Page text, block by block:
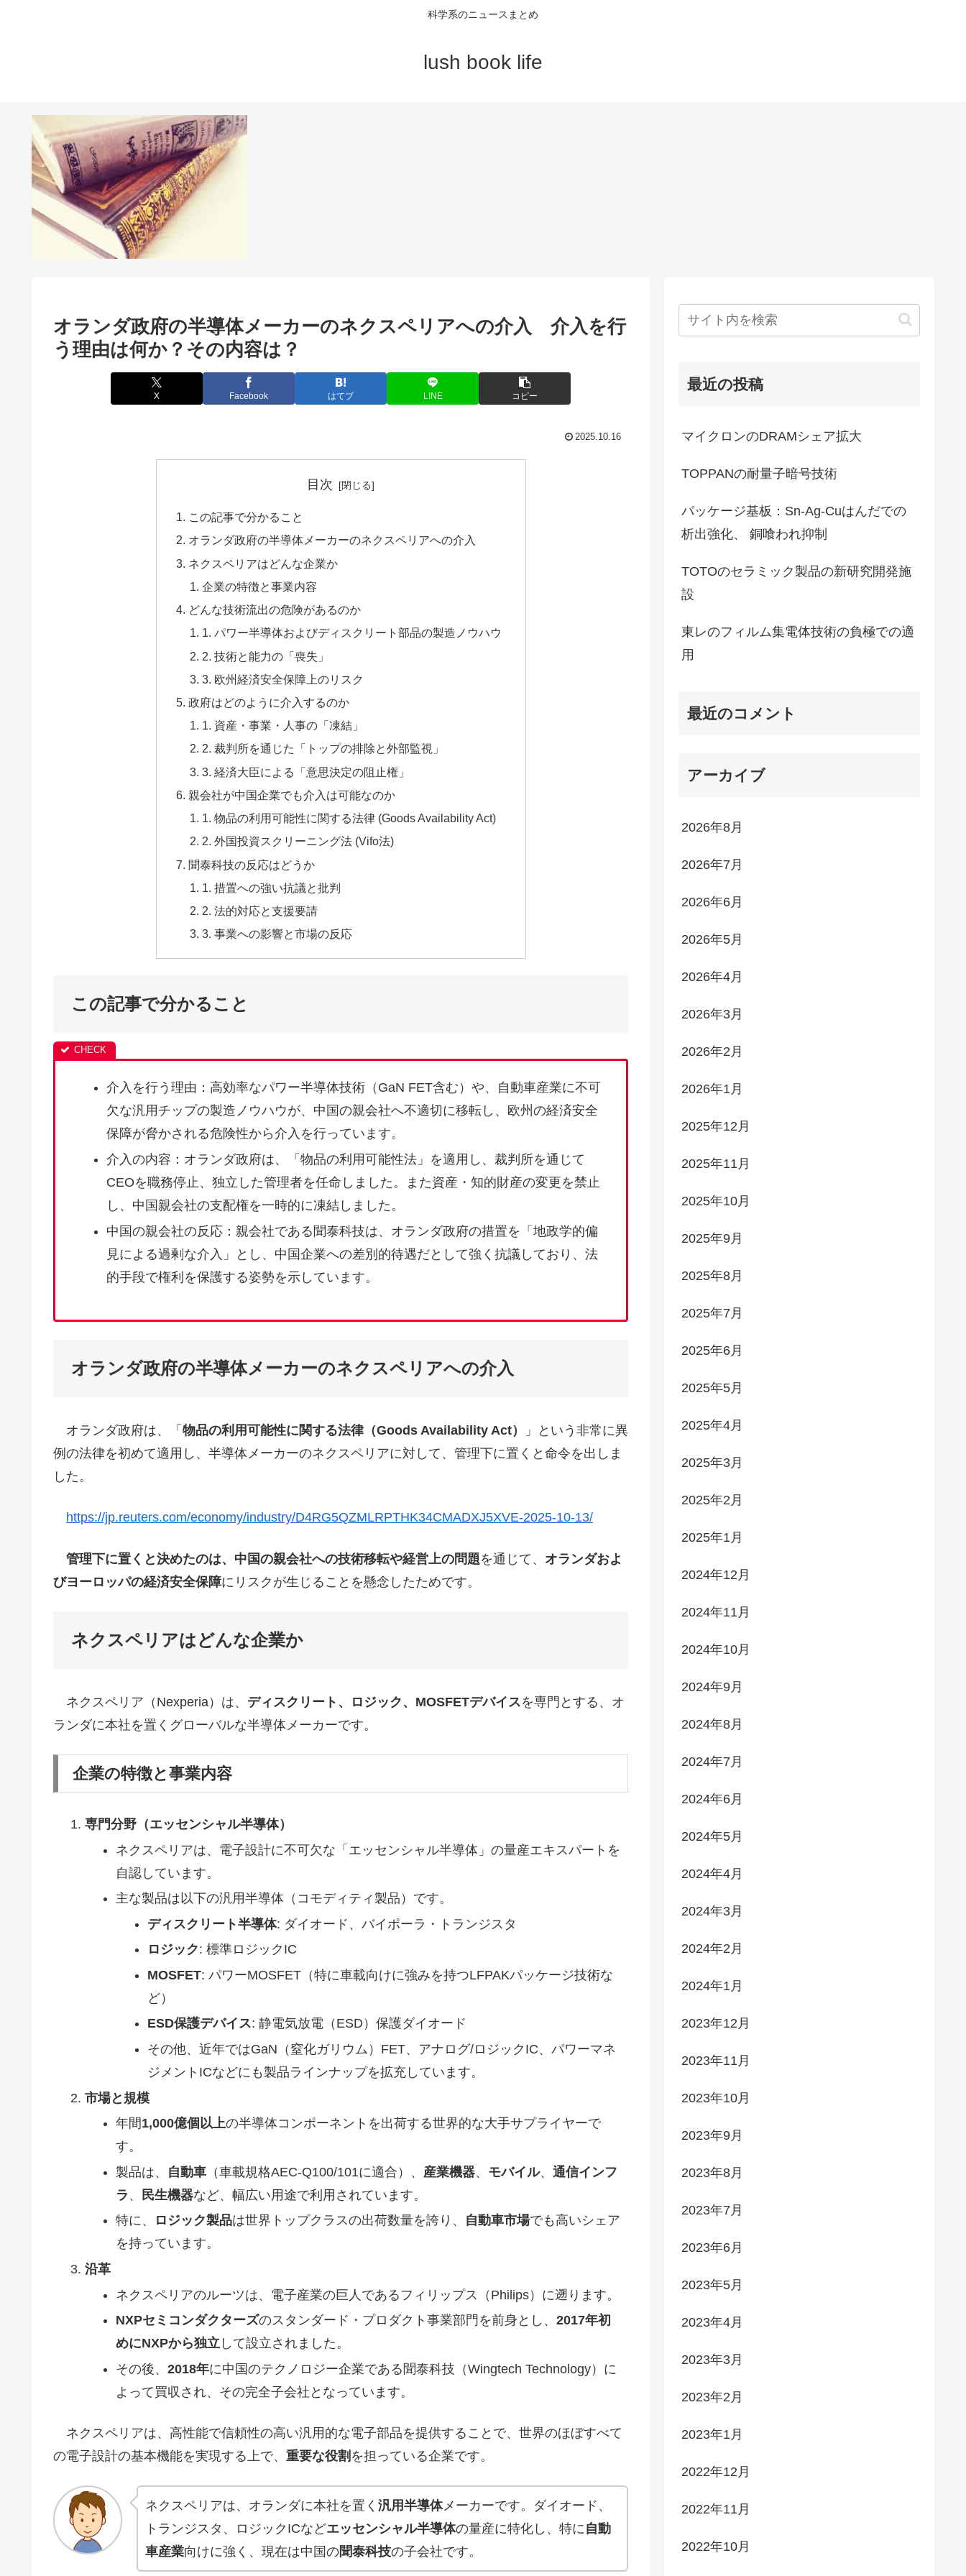
科学系のニュースまとめ
lush book life
オランダ政府の半導体メーカーのネクスペリアへの介入 介入を行
う理由は何か？その内容は？
X Facebook はてブ LINE コピー
2025.10.16
目次
この記事で分かること
オランダ政府の半導体メーカーのネクスペリアへの介入
ネクスペリアはどんな企業か
企業の特徴と事業内容
どんな技術流出の危険があるのか
1. パワー半導体およびディスクリート部品の製造ノウハウ
2. 技術と能力の「喪失」
3. 欧州経済安全保障上のリスク
政府はどのように介入するのか
1. 資産・事業・人事の「凍結」
2. 裁判所を通じた「トップの排除と外部監視」
3. 経済大臣による「意思決定の阻止権」
親会社が中国企業でも介入は可能なのか
1. 物品の利用可能性に関する法律 (Goods Availability Act)
2. 外国投資スクリーニング法 (Vifo法)
聞泰科技の反応はどうか
1. 措置への強い抗議と批判
2. 法的対応と支援要請
3. 事業への影響と市場の反応
この記事で分かること
介入を行う理由：高効率なパワー半導体技術（GaN FET含む）や、自動車産業に不可
欠な汎用チップの製造ノウハウが、中国の親会社へ不適切に移転し、欧州の経済安全
保障が脅かされる危険性から介入を行っています。
介入の内容：オランダ政府は、「物品の利用可能性法」を適用し、裁判所を通じて
CEOを職務停止、独立した管理者を任命しました。また資産・知的財産の変更を禁止
し、中国親会社の支配権を一時的に凍結しました。
中国の親会社の反応：親会社である聞泰科技は、オランダ政府の措置を「地政学的偏
見による過剰な介入」とし、中国企業への差別的待遇だとして強く抗議しており、法
的手段で権利を保護する姿勢を示しています。
オランダ政府の半導体メーカーのネクスペリアへの介入
オランダ政府は、「 物品の利用可能性に関する法律（Goods Availability Act）
」という非常に異
例の法律を初めて適用し、半導体メーカーのネクスペリアに対して、管理下に置くと命令を出しま
した。
https://jp.reuters.com/economy/industry/D4RG5QZMLRPTHK34CMADXJ5XVE-2025-10-13/
管理下に置くと決めたのは、中国の親会社への技術移転や経営上の問題を通じて、 オランダおよ
びヨーロッパの経済安全保障にリスクが生じることを懸念したためです。
ネクスペリアはどんな企業か
ネクスペリア（Nexperia）は、 ディスクリート、ロジック、MOSFETデバイスを専門とする、オ
ランダに本社を置くグローバルな半導体メーカーです。
企業の特徴と事業内容
専門分野（エッセンシャル半導体）
ネクスペリアは、電子設計に不可欠な「エッセンシャル半導体」の量産エキスパートを
自認しています。
主な製品は以下の汎用半導体（コモディティ製品）です。
ディスクリート半導体: ダイオード、バイポーラ・トランジスタ
ロジック: 標準ロジックIC
MOSFET: パワーMOSFET（特に車載向けに強みを持つLFPAKパッケージ技術な
ど）
ESD保護デバイス: 静電気放電（ESD）保護ダイオード
その他、近年ではGaN（窒化ガリウム）FET、アナログ/ロジックIC、パワーマネ
ジメントICなどにも製品ラインナップを拡充しています。
市場と規模
年間1,000億個以上の半導体コンポーネントを出荷する世界的な大手サプライヤーで
す。
製品は、 自動車 （車載規格AEC-Q100/101に適合）、 産業機器、 モバイル、通信インフ
ラ 、 民生機器など、幅広い用途で利用されています。
特に、
ロジック製品は世界トップクラスの出荷数量を誇り、 自動車市場でも高いシェア
を持っています。
沿革
ネクスペリアのルーツは、電子産業の巨人であるフィリップス（Philips）に遡ります。
NXPセミコンダクターズのスタンダード・プロダクト事業部門を前身とし、2017年初
めにNXPから独立 して設立されました。
その後、2018年に中国のテクノロジー企業である聞泰科技（Wingtech Technology）に
よって買収され、その完全子会社となっています。
ネクスペリアは、高性能で信頼性の高い汎用的な電子部品を提供することで、世界のほぼすべて
の電子設計の基本機能を実現する上で、 重要な役割 を担っている企業です。
ネクスペリアは、オランダに本社を置く 汎用半導体メーカーです。ダイオード、
トランジスタ、ロジックICなどエッセンシャル半導体の量産に特化し、特に自動
車産業向けに強く、現在は中国の聞泰科技の子会社です。
最近の投稿
マイクロンのDRAMシェア拡大
TOPPANの耐量子暗号技術
パッケージ基板：Sn-Ag-Cuはんだでの
析出強化、 銅喰われ抑制
TOTOのセラミック製品の新研究開発施
設
東レのフィルム集電体技術の負極での適
用
最近のコメント
アーカイブ
2026年8月
2026年7月
2026年6月
2026年5月
2026年4月
2026年3月
2026年2月
2026年1月
2025年12月
2025年11月
2025年10月
2025年9月
2025年8月
2025年7月
2025年6月
2025年5月
2025年4月
2025年3月
2025年2月
2025年1月
2024年12月
2024年11月
2024年10月
2024年9月
2024年8月
2024年7月
2024年6月
2024年5月
2024年4月
2024年3月
2024年2月
2024年1月
2023年12月
2023年11月
2023年10月
2023年9月
2023年8月
2023年7月
2023年6月
2023年5月
2023年4月
2023年3月
2023年2月
2023年1月
2022年12月
2022年11月
2022年10月